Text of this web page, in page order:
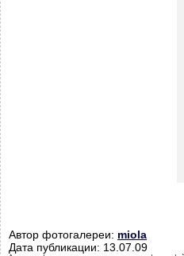
Автор фотогалереи: miola
Дата публикации: 13.07.09